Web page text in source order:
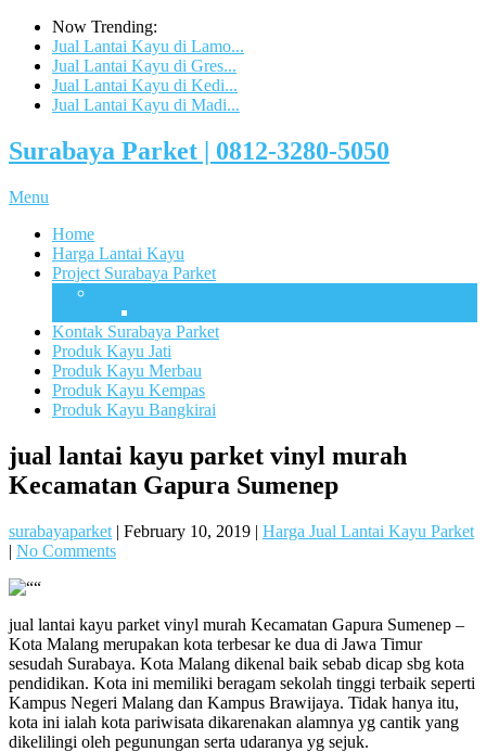
Now Trending:
Jual Lantai Kayu di Lamo...
Jual Lantai Kayu di Gres...
Jual Lantai Kayu di Kedi...
Jual Lantai Kayu di Madi...
Surabaya Parket | 0812-3280-5050
Menu
Home
Harga Lantai Kayu
Project Surabaya Parket
Kontak Surabaya Parket
Produk Kayu Jati
Produk Kayu Merbau
Produk Kayu Kempas
Produk Kayu Bangkirai
jual lantai kayu parket vinyl murah
Kecamatan Gapura Sumenep
surabayaparket | February 10, 2019 | Harga Jual Lantai Kayu Parket
| No Comments
jual lantai kayu parket vinyl murah Kecamatan Gapura Sumenep –
Kota Malang merupakan kota terbesar ke dua di Jawa Timur
sesudah Surabaya. Kota Malang dikenal baik sebab dicap sbg kota
pendidikan. Kota ini memiliki beragam sekolah tinggi terbaik seperti
Kampus Negeri Malang dan Kampus Brawijaya. Tidak hanya itu,
kota ini ialah kota pariwisata dikarenakan alamnya yg cantik yang
dikelilingi oleh pegunungan serta udaranya yg sejuk.